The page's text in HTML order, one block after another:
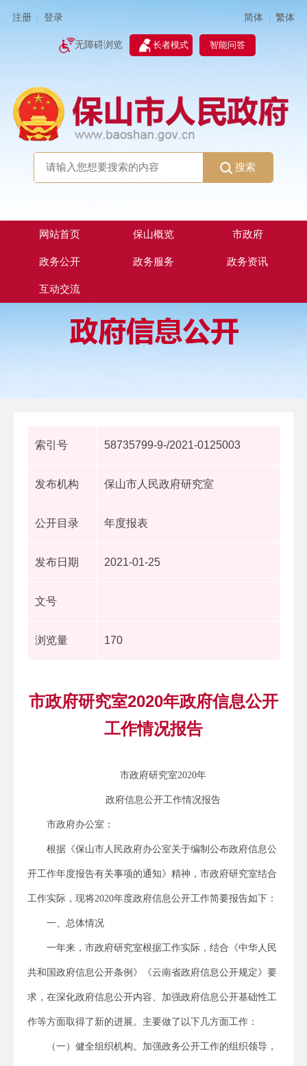
注册 登录 简体 | 繁体
无障碍浏览 长者模式 智能问答
搜索
网站首页 保山概览 市政府
政务公开 政务服务 政务资讯
互动交流
索引号 58735799-9-/2021-0125003
发布机构 保山市人民政府研究室
公开目录 年度报表
发布日期 2021-01-25
文号
浏览量 170
市政府研究室2020年政府信息公开
工作情况报告
市政府研究室2020年
政府信息公开工作情况报告
市政府办公室：
根据《保山市人民政府办公室关于编制公布政府信息公
开工作年度报告有关事项的通知》精神，市政府研究室结合
工作实际，现将2020年度政府信息公开工作简要报告如下：
一、总体情况
一年来，市政府研究室根据工作实际，结合《中华人民
共和国政府信息公开条例》《云南省政府信息公开规定》要
求， 在深化政府信息公开内容、加强政府信息公开基础性工
作等方面取得了新的进展。主要做了以下几方面工作：
（一）健全组织机构。 加强政务公开工作的组织领导，